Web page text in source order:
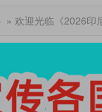
» 欢迎光临《2026印